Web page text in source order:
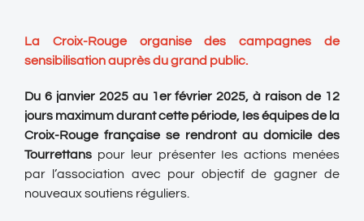
La Croix-Rouge organise des campagnes de
sensibilisation auprès du grand public.
Du 6 janvier 2025au 1er février 2025, à raison de 12
jours maximum durant cette période, Ies équipes de la
Croix-Rouge française se rendront au domicile des
Tourrettans pour leur présenter Ies actions menées
par l’association avec pour objectif de gagner de
nouveaux soutiens réguliers.